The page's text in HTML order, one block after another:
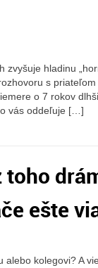
hladinu
s
o 7 rokov
vás oddeľuje […]
toho
ešte
kolegovi? A